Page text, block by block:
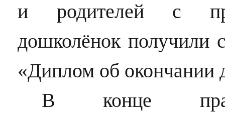
и родителей с
дошколёнок получили
«Диплом об окончании
В конце